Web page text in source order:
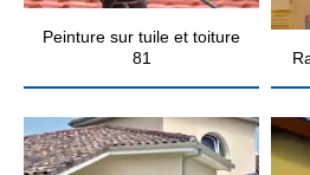
Peinture sur tuile et toiture
81